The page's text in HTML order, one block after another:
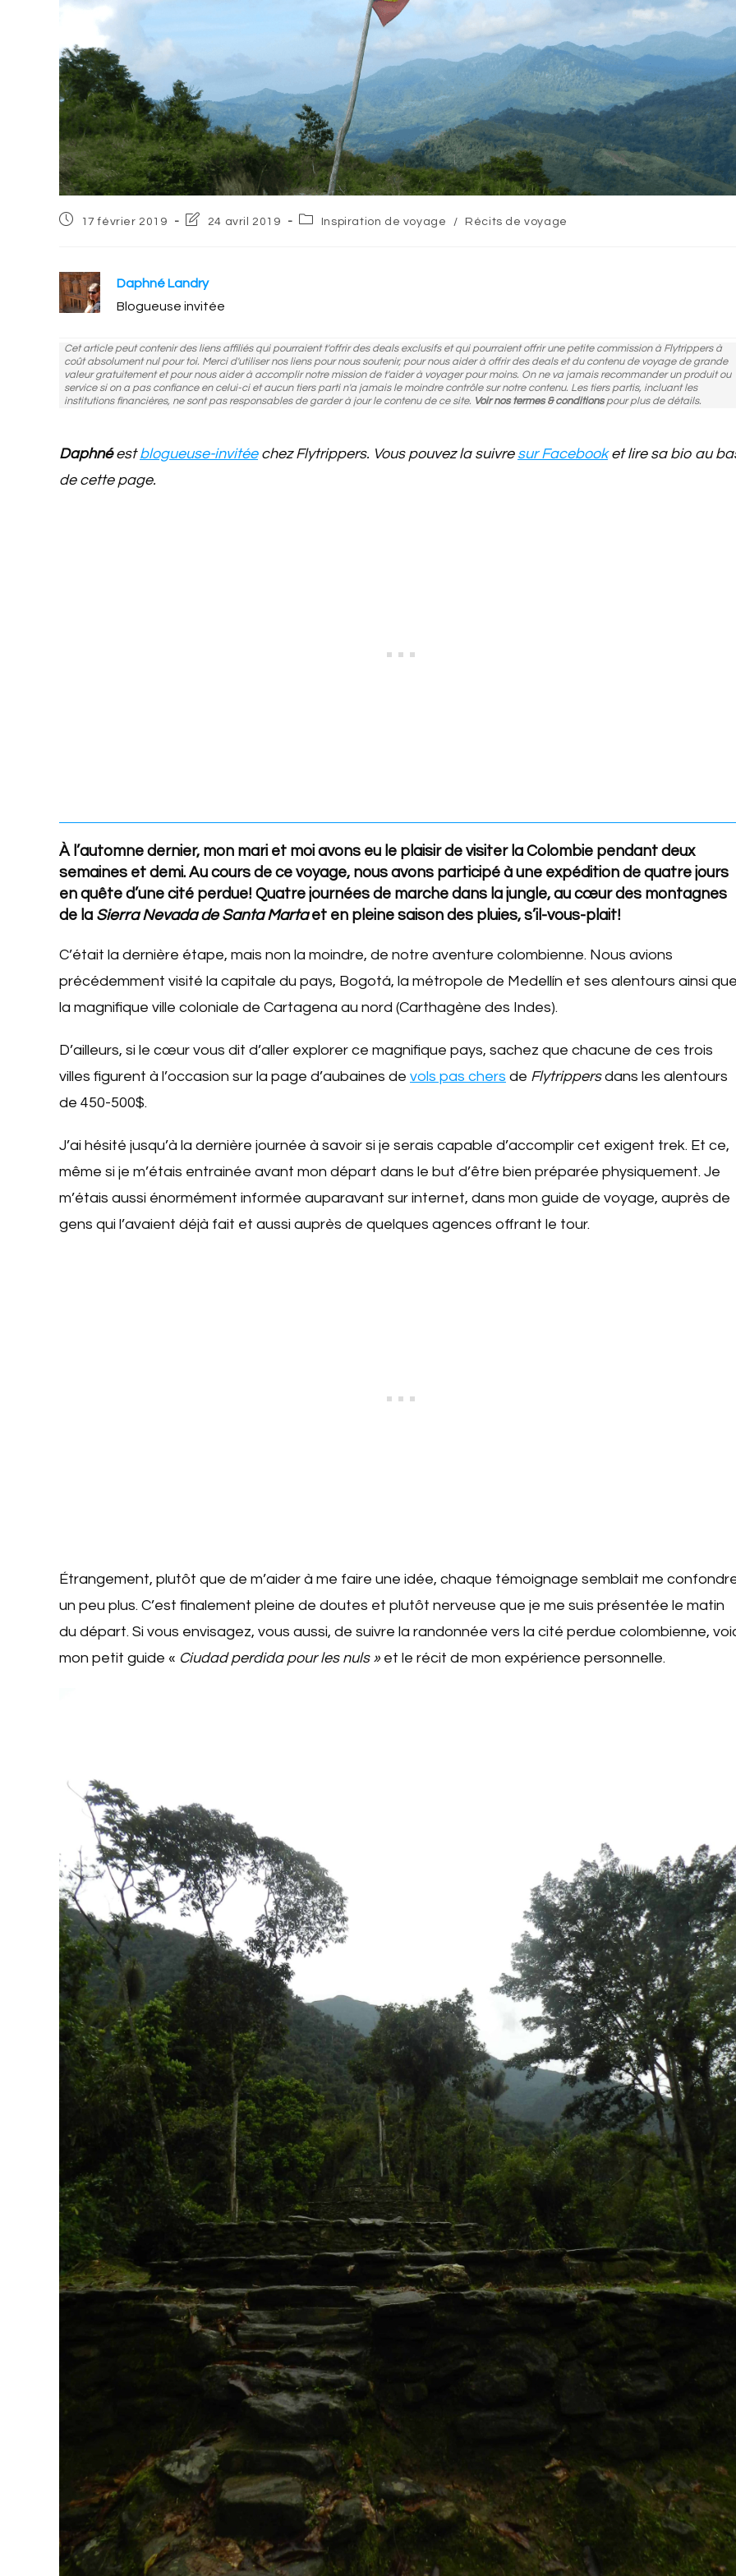
Post17 février 2019
Post24 avril 2019
PostInspiration de voyage / Récits de voyage
Daphné Landry
Blogueuse invitée
Cet article peut contenir des liens affiliés qui pourraient t'offrir des deals exclusifs et qui pourraient offrir une petite commission à Flytrippers à
coût absolument nul pour toi. Merci d'utiliser nos liens pour nous soutenir, pour nous aider à offrir des deals et du contenu de voyage de grande
valeur gratuitement et pour nous aider à accomplir notre mission de t'aider à voyager pour moins. On ne va jamais recommander un produit ou
service si on a pas confiance en celui-ci et aucun tiers parti n'a jamais le moindre contrôle sur notre contenu. Les tiers partis, incluant les
institutions financières, ne sont pas responsables de garder à jour le contenu de ce site. Voir nos termes & conditionspour plus de détails.
Daphnéestblogueuse-invitéechez Flytrippers. Vous pouvez la suivre sur Facebooket lire sa bio au
de cette page.
À l’automne dernier, mon mari et moi avons eu le plaisir de visiter la Colombie pendant deux
semaines et demi. Au cours de ce voyage, nous avons participé à une expédition de quatre jours
en quête d’une cité perdue! Quatre journées de marche dans la jungle, au cœur des montagnes
de la Sierra Nevada de Santa Martaet en pleine saison des pluies, s’il-vous-plait!
C’était la dernière étape, mais non la moindre, de notre aventure colombienne. Nous avions
précédemment visité la capitale du pays, Bogotá, la métropole de Medellín et ses alentours ainsi
la magnifique ville coloniale de Cartagena au nord (Carthagène des Indes).
D’ailleurs, si le cœur vous dit d’aller explorer ce magnifique pays, sachez que chacune de ces trois
villes figurent à l’occasion sur la page d’aubaines de vols pas chers de Flytrippersdans les alentours
de 450-500$.
J’ai hésité jusqu’à la dernière journée à savoir si je serais capable d’accomplir cet exigent trek. Et ce,
même si je m’étais entrainée avant mon départ dans le but d’être bien préparée physiquement. Je
m’étais aussi énormément informée auparavant sur internet, dans mon guide de voyage, auprès de
gens qui l’avaient déjà fait et aussi auprès de quelques agences offrant le tour.
Étrangement, plutôt que de m’aider à me faire une idée, chaque témoignage semblait me
un peu plus. C’est finalement pleine de doutes et plutôt nerveuse que je me suis présentée le matin
du départ. Si vous envisagez, vous aussi, de suivre la randonnée vers la cité perdue colombienne,
mon petit guide « Ciudad perdida pour les nuls » et le récit de mon expérience personnelle.